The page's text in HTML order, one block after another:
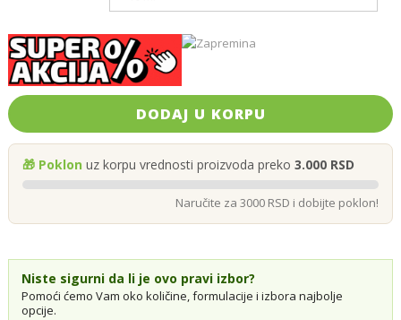
DODAJ U KORPU
🎁 Poklon uz korpu vrednosti proizvoda preko 3.000 RSD
Naručite za 3000 RSD i dobijte poklon!
Niste sigurni da li je ovo pravi izbor?
Pomoći ćemo Vam oko količine, formulacije i izbora najbolje
opcije.